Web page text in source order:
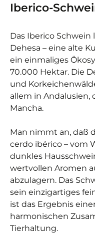
Iberico-
Das Iberico
Dehesa – eine alte
ein einmaliges
70.000 Hektar. Die
und
allem in Andalusien,
Mancha.
Man nimmt an, daß
cerdo ibérico – vom
dunkles
wertvollen Aromen
abzulagern. Das
sein einzigartiges
ist das Ergebnis
harmonischen
Tierhaltung.